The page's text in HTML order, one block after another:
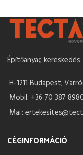
Építőanyag kereskedés.
H-1211 Budapest,
Mobil: +36 70 387 8980
Mail:
CÉGINFORMÁCIÓ